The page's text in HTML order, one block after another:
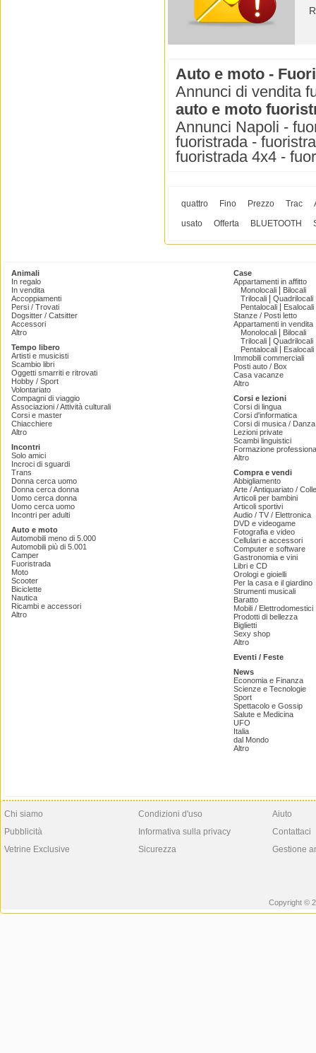
Auto e moto -
Annunci di vendita
auto e moto
Annunci Napoli -
fuoristrada -
fuoristrada 4x4 -
quattro Fino Prezzo Trac
usato
Offerta BLUETOOTH
Animali
In regalo
In vendita
Accoppiamenti
Persi / Trovati
Dogsitter / Catsitter
Accessori
Altro
Tempo libero
Artisti e musicisti
Scambio libri
Oggetti smarriti e ritrovati
Hobby / Sport
Volontariato
Compagni di viaggio
Associazioni / Attività culturali
Corsi e master
Chiacchiere
Altro
Incontri
Solo amici
Incroci di sguardi
Trans
Donna cerca uomo
Donna cerca donna
Uomo cerca donna
Uomo cerca uomo
Incontri per adulti
Auto e moto
Automobili meno di 5.000
Automobili più di 5.001
Camper
Fuoristrada
Moto
Scooter
Biciclette
Nautica
Ricambi e accessori
Altro
Case
Appartamenti in affitto
Monolocali
Bilocali
Trilocali
Quadrilocali
Pentalocali
Esalocali
Stanze / Posti letto
Appartamenti in vendita
Monolocali
Bilocali
Trilocali
Quadrilocali
Pentalocali
Esalocali
Immobili commerciali
Posti auto / Box
Casa vacanze
Altro
Corsi e lezioni
Corsi di lingua
Corsi d'informatica
Corsi di musica /
Lezioni private
Scambi linguistici
Formazione
Altro
Compra e vendi
Abbigliamento
Arte / Antiquariato /
Articoli per bambini
Articoli sportivi
Audio / TV / Elettronica
DVD e videogame
Fotografia e video
Cellulari e accessori
Computer e software
Gastronomia e vini
Libri e CD
Orologi e gioielli
Per la casa e il giardino
Strumenti musicali
Baratto
Mobili / Elettrodomestici
Prodotti di bellezza
Biglietti
Sexy shop
Altro
Eventi / Feste
News
Economia e Finanza
Scienze e Tecnologie
Sport
Spettacolo e Gossip
Salute e Medicina
UFO
Italia
dal Mondo
Altro
Chi siamo
Pubblicità
Vetrine Exclusive
Condizioni d'uso
Informativa sulla privacy
Sicurezza
Aiuto
Contattaci
Gestione
Copyright ©